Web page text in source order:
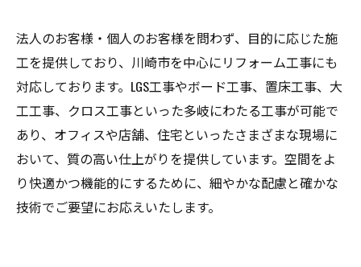
法人のお客様・個人のお客様を問わず、目的に応じた施
工を提供しており、川崎市を中心にリフォーム工事にも
対応しております。LGS工事やボード工事、置床工事、大
工工事、クロス工事といった多岐にわたる工事が可能で
あり、オフィスや店舗、住宅といったさまざまな現場に
おいて、質の高い仕上がりを提供しています。空間をよ
り快適かつ機能的にするために、細やかな配慮と確かな
技術でご要望にお応えいたします。